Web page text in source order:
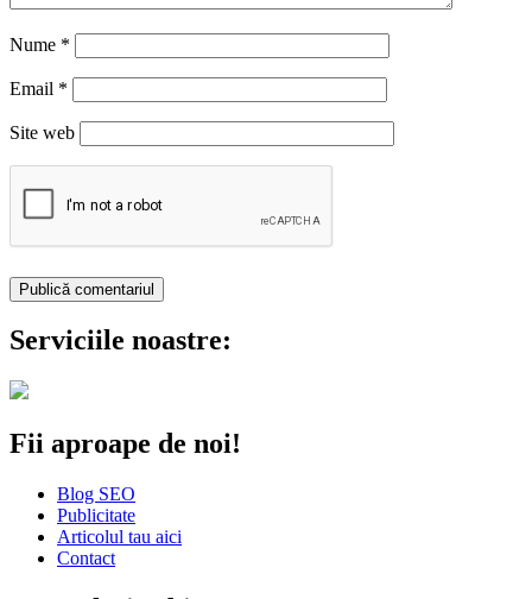
Nume *
Email *
Site web
Serviciile noastre:
Fii aproape de noi!
Blog SEO
Publicitate
Articolul tau aici
Contact